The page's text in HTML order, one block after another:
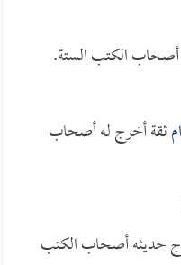
الكتب الستة.
ثقة أخرج له أصحاب
حديثه أصحاب الكتب